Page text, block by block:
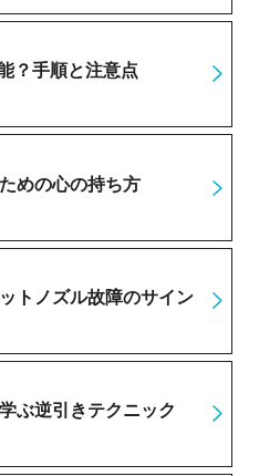
？手順と注意点
めの心の持ち方
トノズル故障のサイン
ぶ逆引きテクニック